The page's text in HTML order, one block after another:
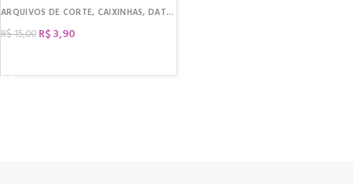
ARQUIVOS DE CORTE, CAIXINHAS, DATAS COMEMORATIVAS
R$15,00 R$3,90